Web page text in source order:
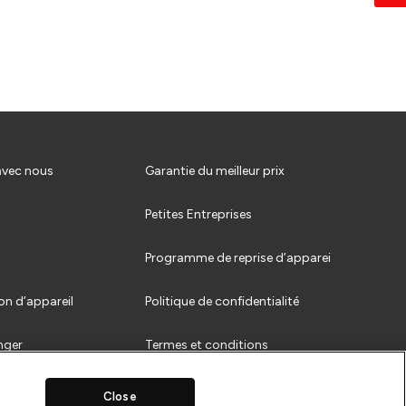
nous Garantie du meilleur prix
Petites Entreprises
Programme de reprise d’apparei
d’appareil Politique de confidentialité
Termes et conditions
Close